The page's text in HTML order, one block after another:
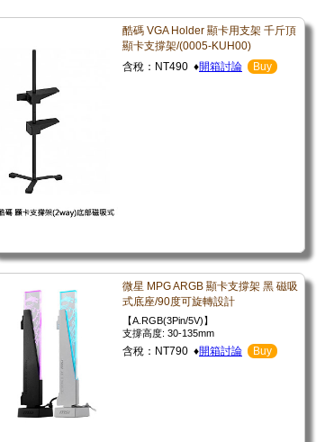
酷碼 VGA Holder 顯卡用支架 千斤頂
顯卡支撐架/(0005-KUH00)
含稅：NT490 ♦開箱討論 Buy
微星 MPG ARGB 顯卡支撐架 黑 磁吸
式底座/90度可旋轉設計
【A.RGB(3Pin/5V)】
支撐高度: 30-135mm
含稅：NT790 ♦開箱討論 Buy